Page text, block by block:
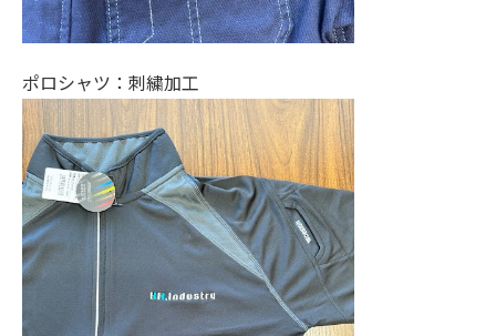
ポロシャツ：刺繍加工